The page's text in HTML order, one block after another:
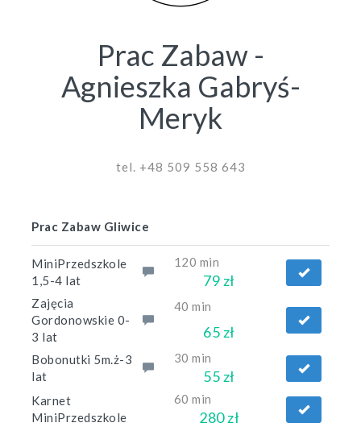
Prac Zabaw -
Agnieszka Gabryś-
Meryk
tel. +48 509 558 643
Prac Zabaw Gliwice
MiniPrzedszkole
1,5-4 lat
120 min
79 zł
Zajęcia
Gordonowskie 0-
3 lat
40 min
65 zł
Bobonutki 5m.ż-3
lat
30 min
55 zł
Karnet
MiniPrzedszkole
60 min
280 zł